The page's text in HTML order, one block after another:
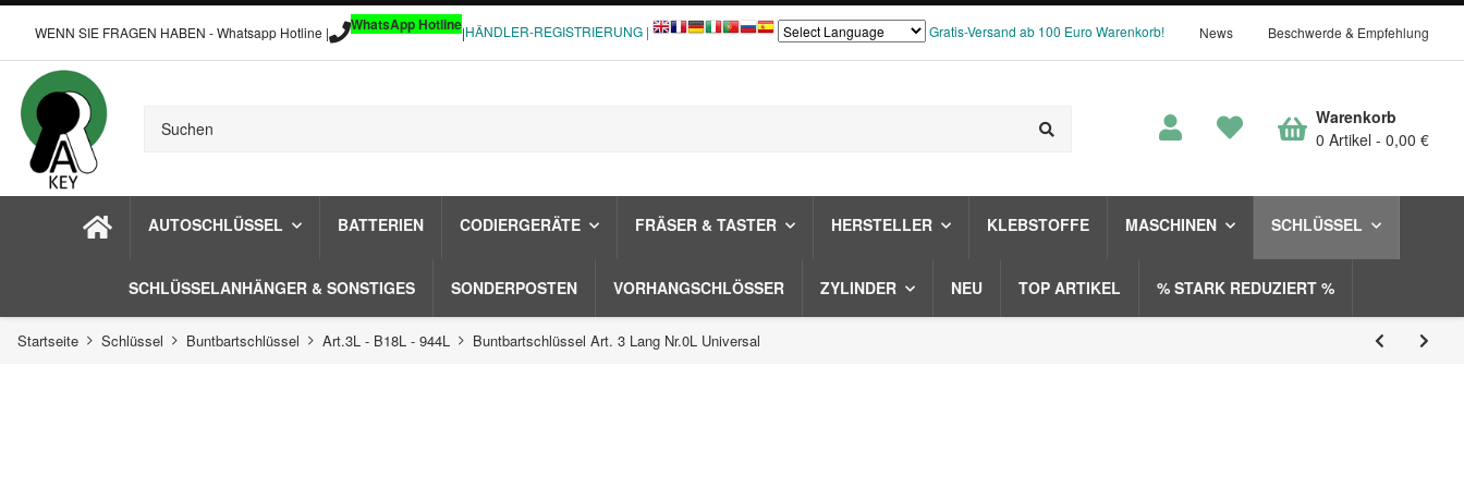
WENN SIE FRAGEN HABEN - Whatsapp Hotline | WhatsApp Hotline|HÄNDLER-REGISTRIERUNG | Gratis-Versand ab 100 Euro Warenkorb! News Beschwerde & Empfehlung
AUTOSCHLÜSSEL BATTERIEN CODIERGERÄTE FRÄSER & TASTER HERSTELLER KLEBSTOFFE MASCHINEN SCHLÜSSEL
SCHLÜSSELANHÄNGER & SONSTIGES SONDERPOSTEN VORHANGSCHLÖSSER ZYLINDER NEU TOP ARTIKEL % STARK REDUZIERT %
Warenkorb
0 Artikel
0,00 €
Startseite Schlüssel Buntbartschlüssel Art.3L - B18L - 944L Buntbartschlüssel Art. 3 Lang Nr.0L Universal